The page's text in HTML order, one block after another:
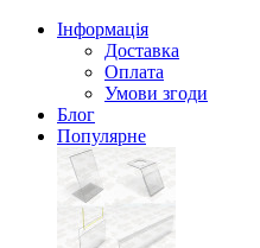
Інформація
Доставка
Оплата
Умови згоди
Блог
Популярне